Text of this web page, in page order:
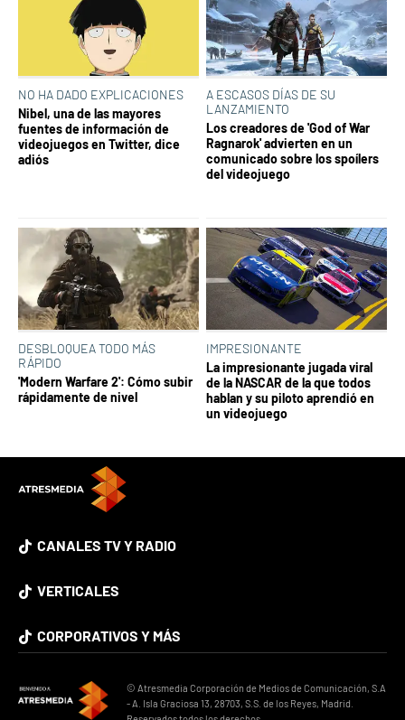
NO HA DADO EXPLICACIONES
Nibel, una de las mayores
fuentes de información de
videojuegos en Twitter, dice
adiós
A ESCASOS DÍAS DE SU
LANZAMIENTO
Los creadores de 'God of War
Ragnarok' advierten en un
comunicado sobre los spoílers
del videojuego
DESBLOQUEA TODO MÁS
RÁPIDO
'Modern Warfare 2': Cómo subir
rápidamente de nivel
IMPRESIONANTE
La impresionante jugada viral
de la NASCAR de la que todos
hablan y su piloto aprendió en
un videojuego
CANALES TV Y RADIO
VERTICALES
CORPORATIVOS Y MÁS
© Atresmedia Corporación de Medios de Comunicación, S.A
- A. Isla Graciosa 13, 28703, S.S. de los Reyes, Madrid.